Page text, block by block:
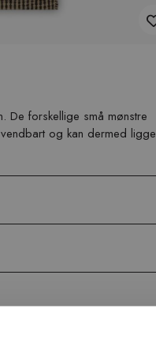
De forskellige små mønstre
og kan dermed ligge